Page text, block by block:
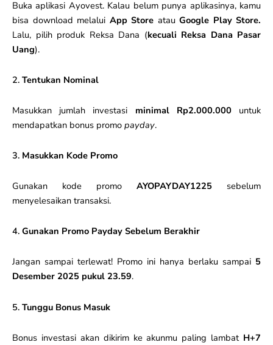
Buka aplikasi Ayovest. Kalau belum punya aplikasinya, kamu
bisa download melalui App Store atau Google Play Store.
Lalu, pilih produk Reksa Dana (kecuali Reksa Dana Pasar
Uang).
2. Tentukan Nominal
Masukkan jumlah investasi minimal Rp2.000.000 untuk
mendapatkan bonus promo payday.
3. Masukkan Kode Promo
Gunakan kode promo AYOPAYDAY1225 sebelum
menyelesaikan transaksi.
4. Gunakan Promo Payday Sebelum Berakhir
Jangan sampai terlewat! Promo ini hanya berlaku sampai 5
Desember 2025 pukul 23.59.
5. Tunggu Bonus Masuk
Bonus investasi akan dikirim ke akunmu paling lambat H+7